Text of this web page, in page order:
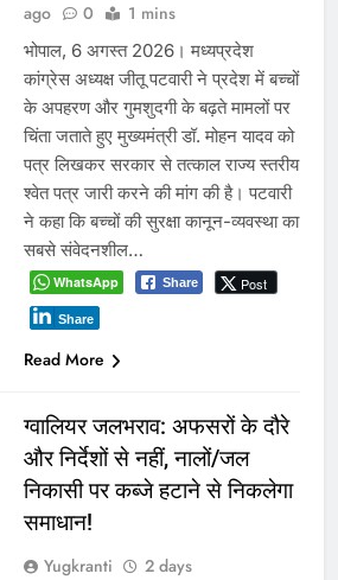
ago
0 1 mins
भोपाल, 6 अगस्त 2026। मध्यप्रदेश
कांग्रेस अध्यक्ष जीतू पटवारी ने प्रदेश में बच्चों
के अपहरण और गुमशुदगी के बढ़ते मामलों पर
चिंता जताते हुए मुख्यमंत्री डॉ. मोहन यादव को
पत्र लिखकर सरकार से तत्काल राज्य स्तरीय
श्वेत पत्र जारी करने की मांग की है। पटवारी
ने कहा कि बच्चों की सुरक्षा कानून-व्यवस्था का
सबसे संवेदनशील…
WhatsApp Share Post
Share
Read More
ग्वालियर जलभराव: अफसरों के दौरे
और निर्देशों से नहीं, नालों/जल
निकासी पर कब्जे हटाने से निकलेगा
समाधान!
Yugkranti
2 days